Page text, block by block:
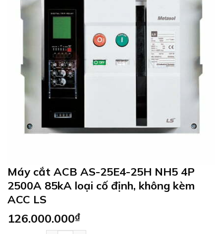
Máy cắt ACB AS-25E4-25H NH5 4P
2500A 85kA loại cố định, không kèm
ACC LS
126.000.000₫